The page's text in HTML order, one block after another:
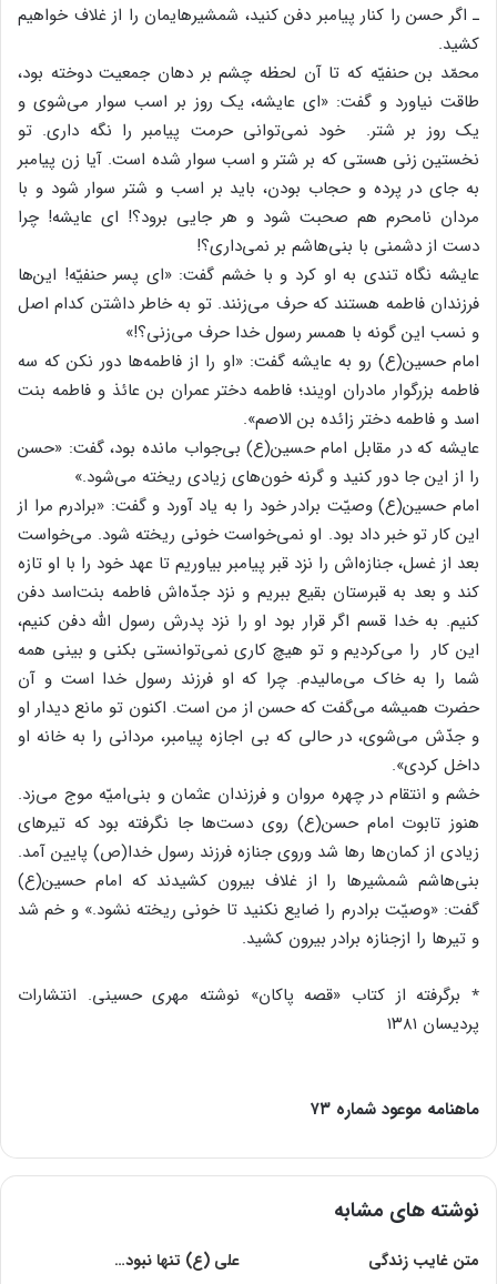
ـ اگر حسن را کنار پیامبر دفن کنید، شمشیر‌هایمان را از غلاف خواهیم
کشید.
محمّد بن حنفیّه که تا آن لحظه چشم بر دهان جمعیت دوخته بود،
طاقت نیاورد و گفت: «ای عایشه، یک روز بر اسب سوار می‌شوی و
یک روز بر شتر. خود نمی‌توانی حرمت پیامبر را نگه داری. تو
نخستین زنی هستی که بر شتر و اسب سوار شده است. آیا زن پیامبر
به جای در پرده و حجاب بودن، باید بر اسب و شتر سوار شود و با
مردان نامحرم هم صحبت شود و هر جایی برود؟! ای عایشه! چرا
دست از دشمنی با بنی‌هاشم بر نمی‌داری؟!
عایشه نگاه تندی به او کرد و با خشم گفت: «ای پسر حنفیّه! این‌ها
فرزندان فاطمه هستند که حرف می‌زنند. تو به خاطر داشتن کدام اصل
و نسب این گونه با همسر رسول خدا حرف می‌زنی؟!»
امام حسین(ع) رو به عایشه گفت: «او را از فاطمه‌ها دور نکن که سه
فاطمه بزرگوار مادران اویند؛ فاطمه دختر عمران بن عائذ و فاطمه بنت
اسد و فاطمه دختر زائده بن الاصم».
عایشه که در مقابل امام حسین(ع) بی‌جواب مانده بود، گفت: «حسن
را از این جا دور کنید و گرنه خون‌های زیادی ریخته می‌شود.»
امام حسین(ع) وصیّت برادر خود را به یاد آورد و گفت: «برادرم مرا از
این کار تو خبر داد بود. او نمی‌خواست خونی ریخته شود. می‌خواست
بعد از غسل، جنازه‌اش را نزد قبر پیامبر بیاوریم تا عهد خود را با او تازه
کند و بعد به قبرستان بقیع ببریم و نزد جدّه‌اش فاطمه بنت‌اسد دفن
کنیم. به خدا قسم اگر قرار بود او را نزد پدرش رسول الله دفن کنیم،
این کار را می‌کردیم و تو هیچ کاری نمی‌توانستی بکنی و بینی همه
شما را به خاک می‌مالیدم. چرا که او فرزند رسول خدا است و آن
حضرت همیشه می‌گفت که حسن از من است. اکنون تو مانع دیدار او
و جدّش می‌شوی، در حالی که بی اجازه پیامبر، مردانی را به خانه او
داخل کردی».
خشم و انتقام در چهره مروان و فرزندان عثمان و بنی‌امیّه موج می‌زد.
هنوز تابوت امام حسن(ع) روی دست‌ها جا نگرفته بود که تیرهای
زیادی از کمان‌ها رها شد وروی جنازه فرزند رسول خدا(ص) پایین آمد.
بنی‌هاشم شمشیرها را از غلاف بیرون کشیدند که امام حسین(ع)
گفت: «وصیّت برادرم را ضایع نکنید تا خونی ریخته نشود.» و خم شد
و تیرها را ازجنازه برادر بیرون کشید.
٭ برگرفته از کتاب «قصه پاکان» نوشته مهری حسینی. انتشارات
پردیسان ۱۳۸۱
⁬ماهنامه موعود شماره ۷۳
نوشته های مشابه
متن غایب زندگى علی (ع) تنها نبود…